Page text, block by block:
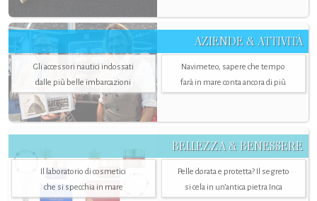
AZIENDE & ATTIVITÀ
Gli accessori nautici indossati
dalle più belle imbarcazioni
Navimeteo, sapere che tempo
farà in mare conta ancora di più
BELLEZZA & BENESSERE
Il laboratorio di cosmetici
che si specchia in mare
Pelle dorata e protetta? Il segreto
si cela in un’antica pietra Inca